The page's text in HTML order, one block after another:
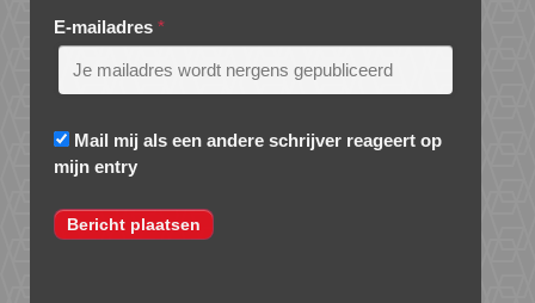
E-mailadres *
Mail mij als een andere schrijver reageert op
mijn entry